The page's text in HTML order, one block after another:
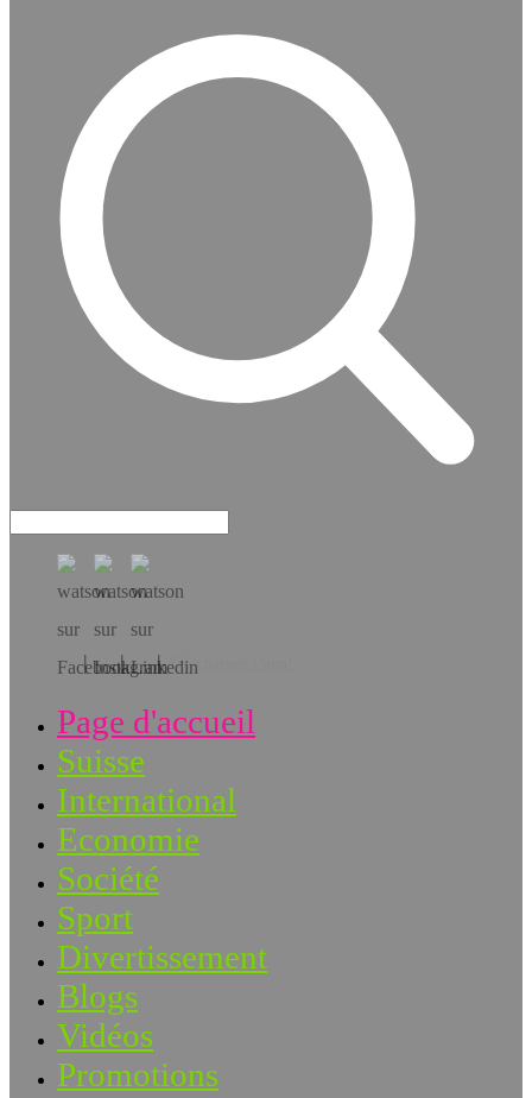
Téléchargez l’app!
Page d'accueil
Suisse
International
Economie
Société
Sport
Divertissement
Blogs
Vidéos
Promotions